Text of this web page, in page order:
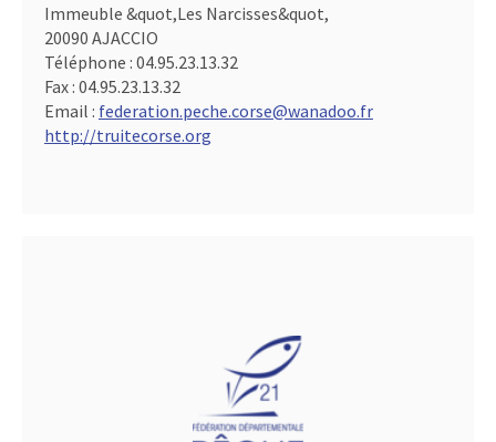
Immeuble &quot,Les Narcisses&quot,
20090 AJACCIO
Téléphone : 04.95.23.13.32
Fax : 04.95.23.13.32
Email : federation.peche.corse@wanadoo.fr
http://truitecorse.org